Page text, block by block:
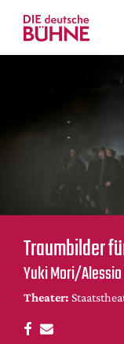
Musiktheater
Tanz
Crossover
Bühnenwelt
Festivals &
Menschen &
Themen
Internationales
Nachrufe
Medientipps
Traumbilder
Yuki Mori/
Theater: